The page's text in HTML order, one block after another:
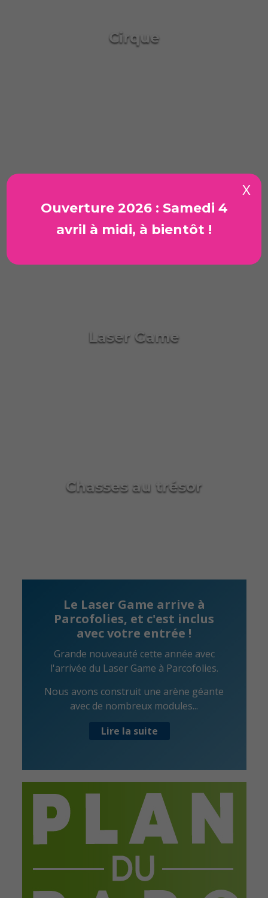
Cirque
Laser Game
Chasses au trésor
Le Laser Game arrive à
Parcofolies, et c'est inclus
avec votre entrée !
Grande nouveauté cette année avec
l'arrivée du Laser Game à Parcofolies.
Nous avons construit une arène géante
avec de nombreux modules...
Lire la suite
X
Ouverture 2026 : Samedi 4
avril à midi, à bientôt !